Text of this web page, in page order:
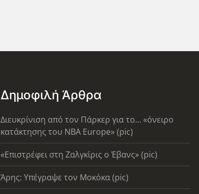
Δημοφιλή Άρθρα
Διευκρίνιση από τον Πάρκερ για το... «όνειρο
κατάκτησης του ΝΒΑ Europe» (pic)
«Επιστρέφει στη Ζαλγκίρις ο Έβανς» (pic)
Άρης: Υπέγραψε τον Μοκόκα (pic)